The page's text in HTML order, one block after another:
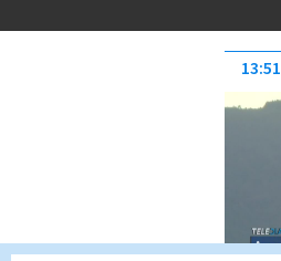
13:51